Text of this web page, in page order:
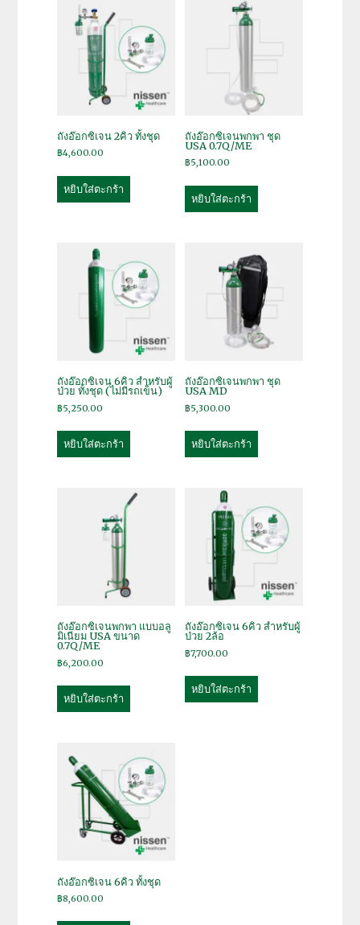
ถังอ๊อกซิเจน 2คิว ทั้งชุด
฿4,600.00
หยิบใส่ตะกร้า
ถังอ๊อกซิเจนพกพา ชุด
USA 0.7Q/ME
฿5,100.00
หยิบใส่ตะกร้า
ถังอ๊อกซิเจน 6คิว สำหรับผู้
ป่วย ทั้งชุด (ไม่มีรถเข็น)
฿5,250.00
หยิบใส่ตะกร้า
ถังอ๊อกซิเจนพกพา ชุด
USA MD
฿5,300.00
หยิบใส่ตะกร้า
ถังอ๊อกซิเจนพกพา แบบอลู
มิเนียม USA ขนาด
0.7Q/ME
฿6,200.00
หยิบใส่ตะกร้า
ถังอ๊อกซิเจน 6คิว สำหรับผู้
ป่วย 2ล้อ
฿7,700.00
หยิบใส่ตะกร้า
ถังอ๊อกซิเจน 6คิว ทั้งชุด
฿8,600.00